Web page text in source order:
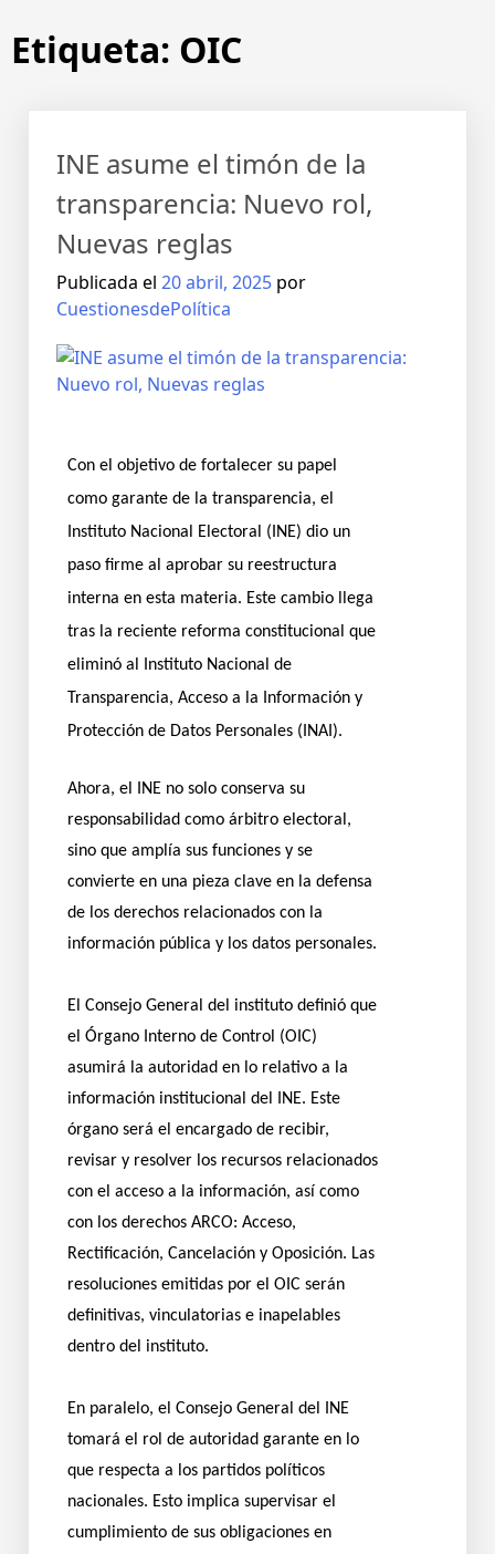
Etiqueta: OIC
INE asume el timón de la
transparencia: Nuevo rol,
Nuevas reglas
Publicada el 20 abril, 2025 por
CuestionesdePolítica
Con el objetivo de fortalecer su papel
como garante de la transparencia, el
Instituto Nacional Electoral (INE) dio un
paso firme al aprobar su reestructura
interna en esta materia. Este cambio llega
tras la reciente reforma constitucional que
eliminó al Instituto Nacional de
Transparencia, Acceso a la Información y
Protección de Datos Personales (INAI).
Ahora, el INE no solo conserva su
responsabilidad como árbitro electoral,
sino que amplía sus funciones y se
convierte en una pieza clave en la defensa
de los derechos relacionados con la
información pública y los datos personales.
El Consejo General del instituto definió que
el Órgano Interno de Control (OIC)
asumirá la autoridad en lo relativo a la
información institucional del INE. Este
órgano será el encargado de recibir,
revisar y resolver los recursos relacionados
con el acceso a la información, así como
con los derechos ARCO: Acceso,
Rectificación, Cancelación y Oposición. Las
resoluciones emitidas por el OIC serán
definitivas, vinculatorias e inapelables
dentro del instituto.
En paralelo, el Consejo General del INE
tomará el rol de autoridad garante en lo
que respecta a los partidos políticos
nacionales. Esto implica supervisar el
cumplimiento de sus obligaciones en